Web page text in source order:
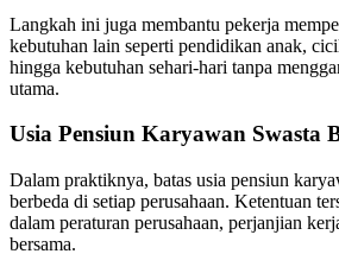
Langkah ini juga membantu pekerja
kebutuhan lain seperti pendidikan anak,
hingga kebutuhan sehari-hari tanpa
utama.
Usia Pensiun Karyawan Swasta
Dalam praktiknya, batas usia pensiun
berbeda di setiap perusahaan. Ketentuan
dalam peraturan perusahaan, perjanjian
bersama.